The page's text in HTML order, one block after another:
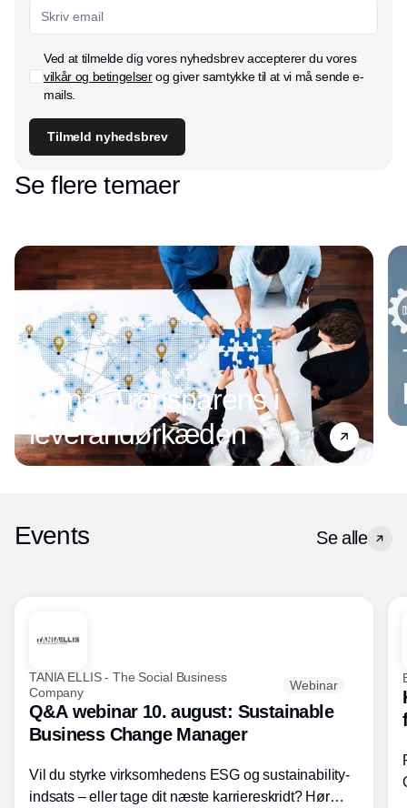
Ved at tilmelde dig vores nyhedsbrev accepterer du vores
vilkår og betingelserog giver samtykke til at vi må sende e-
mails.
Tilmeld nyhedsbrev
Se flere temaer
Tema: Transparens i
leverandørkæden
Events Se alle
TANIA ELLIS - The Social Business
Company
Webinar
Q&A webinar 10. august: Sustainable
Business Change Manager
Vil du styrke virksomhedens ESG og sustainability-
indsats – eller tage dit næste karriereskridt? Hør